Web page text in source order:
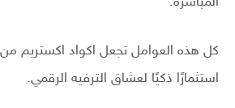
استثمارًا ذكيًا لعشاق الترفيه الرقمي.